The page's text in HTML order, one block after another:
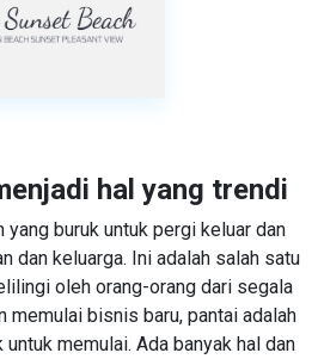
hal yang trendi
yang buruk untuk pergi keluar dan
dan keluarga. Ini adalah salah satu
oleh orang-orang dari segala
memulai bisnis baru, pantai adalah
memulai. Ada banyak hal dan